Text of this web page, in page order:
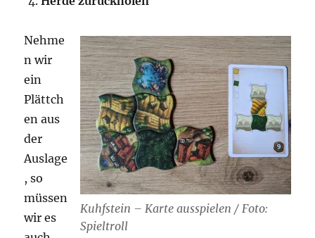
Kuhfstein – Karte ausspielen / Foto:
Spieltroll
Nehme
n wir
ein
Plättch
en aus
der
Auslage
, so
müssen
wir es